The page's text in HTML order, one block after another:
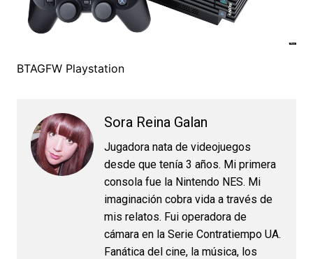
BTAGFW Playstation
Sora Reina Galan
Jugadora nata de videojuegos
desde que tenía 3 años. Mi primera
consola fue la Nintendo NES. Mi
imaginación cobra vida a través de
mis relatos. Fui operadora de
cámara en la Serie Contratiempo UA.
Fanática del cine, la música, los